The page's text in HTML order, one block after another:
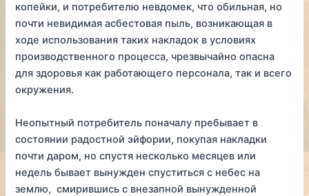
копейки, и потребителю невдомек, что обильная, но
почти невидимая асбестовая пыль, возникающая в
ходе использования таких накладок в условиях
производственного процесса, чрезвычайно опасна
для здоровья как работающего персонала, так и всего
окружения.
Неопытный потребитель поначалу пребывает в
состоянии радостной эйфории, покупая накладки
почти даром, но спустя несколько месяцев или
недель бывает вынужден спуститься с небес на
землю, смирившись с внезапной вынужденной